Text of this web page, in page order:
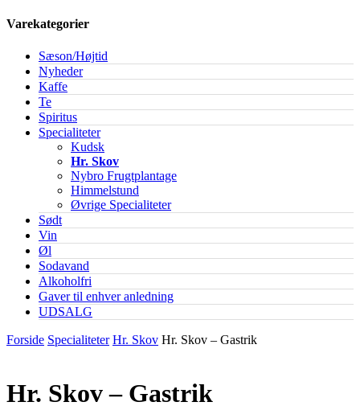
Varekategorier
Sæson/Højtid
Nyheder
Kaffe
Te
Spiritus
Specialiteter
Kudsk
Hr. Skov
Nybro Frugtplantage
Himmelstund
Øvrige Specialiteter
Sødt
Vin
Øl
Sodavand
Alkoholfri
Gaver til enhver anledning
UDSALG
Forside Specialiteter Hr. Skov Hr. Skov – Gastrik
Hr. Skov – Gastrik